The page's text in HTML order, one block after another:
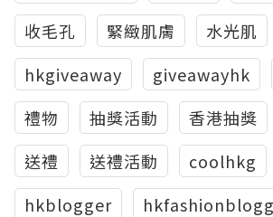
收毛孔
緊緻肌膚
水光肌
hkgiveaway
giveawayhk
禮物
抽獎活動 香港抽獎
送禮
送禮活動
coolhkg
hkblogger